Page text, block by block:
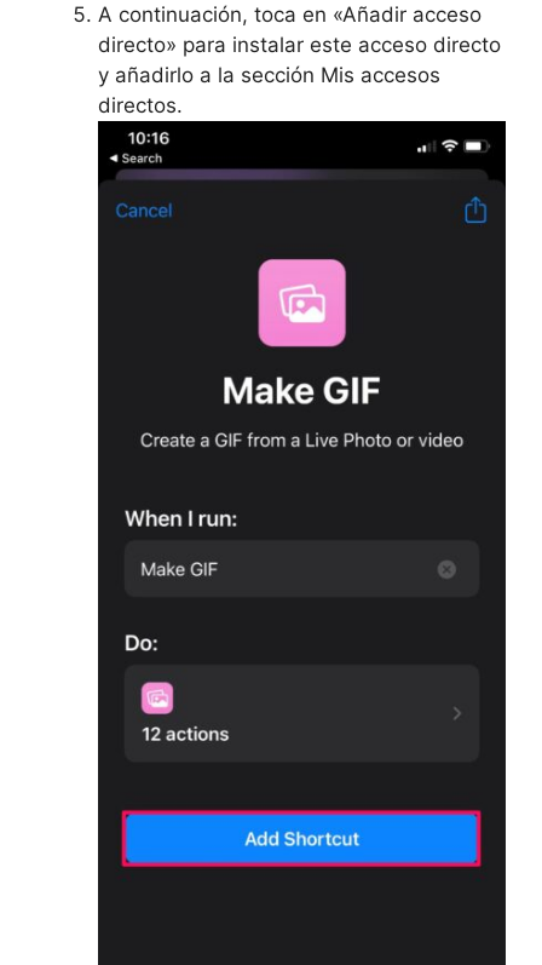
A continuación, toca en «Añadir acceso
directo» para instalar este acceso directo
y añadirlo a la sección Mis accesos
directos.